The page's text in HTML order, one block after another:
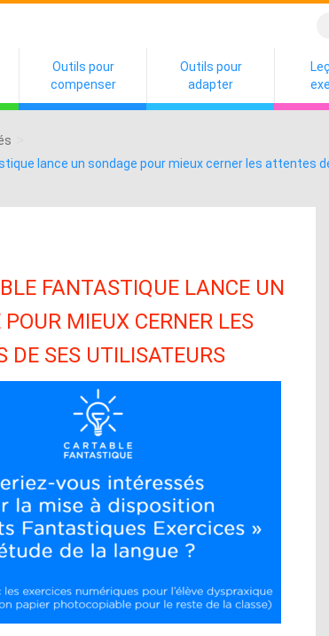
Outils pour
compenser
Outils pour
adapter
lance un sondage pour mieux cerner les attentes
FANTASTIQUE LANCE UN
MIEUX CERNER LES
DE SES UTILISATEURS